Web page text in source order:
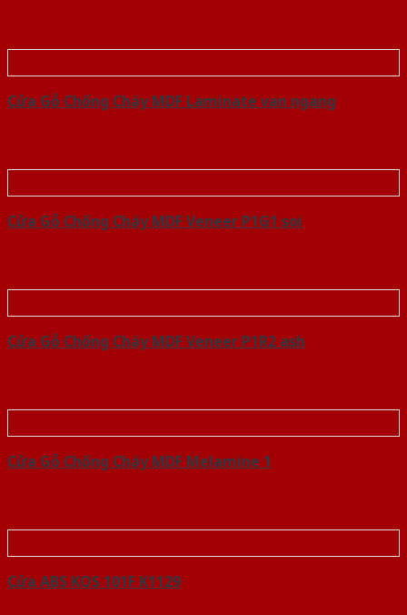
Cửa Gỗ Chống Cháy MDF Laminate van ngang
Cửa Gỗ Chống Cháy MDF Veneer P1G1 soi
Cửa Gỗ Chống Cháy MDF Veneer P1R2 ash
Cửa Gỗ Chống Cháy MDF Melamine 1
Cửa ABS KOS 101F K1129